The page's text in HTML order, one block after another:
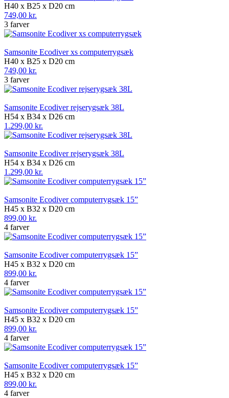
H40 x B25 x D20 cm
749,00 kr.
3 farver
Samsonite Ecodiver xs computerrygsæk
H40 x B25 x D20 cm
749,00 kr.
3 farver
Samsonite Ecodiver rejserygsæk 38L
H54 x B34 x D26 cm
1.299,00 kr.
Samsonite Ecodiver rejserygsæk 38L
H54 x B34 x D26 cm
1.299,00 kr.
Samsonite Ecodiver computerrygsæk 15”
H45 x B32 x D20 cm
899,00 kr.
4 farver
Samsonite Ecodiver computerrygsæk 15”
H45 x B32 x D20 cm
899,00 kr.
4 farver
Samsonite Ecodiver computerrygsæk 15”
H45 x B32 x D20 cm
899,00 kr.
4 farver
Samsonite Ecodiver computerrygsæk 15”
H45 x B32 x D20 cm
899,00 kr.
4 farver